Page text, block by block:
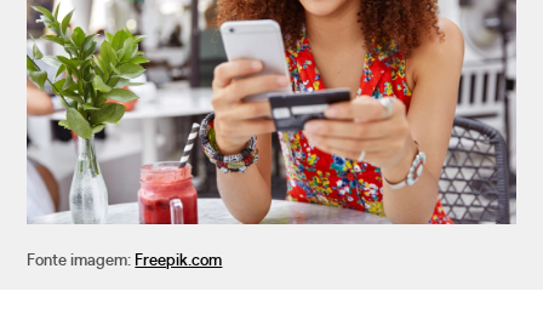
Fonte imagem: Freepik.com